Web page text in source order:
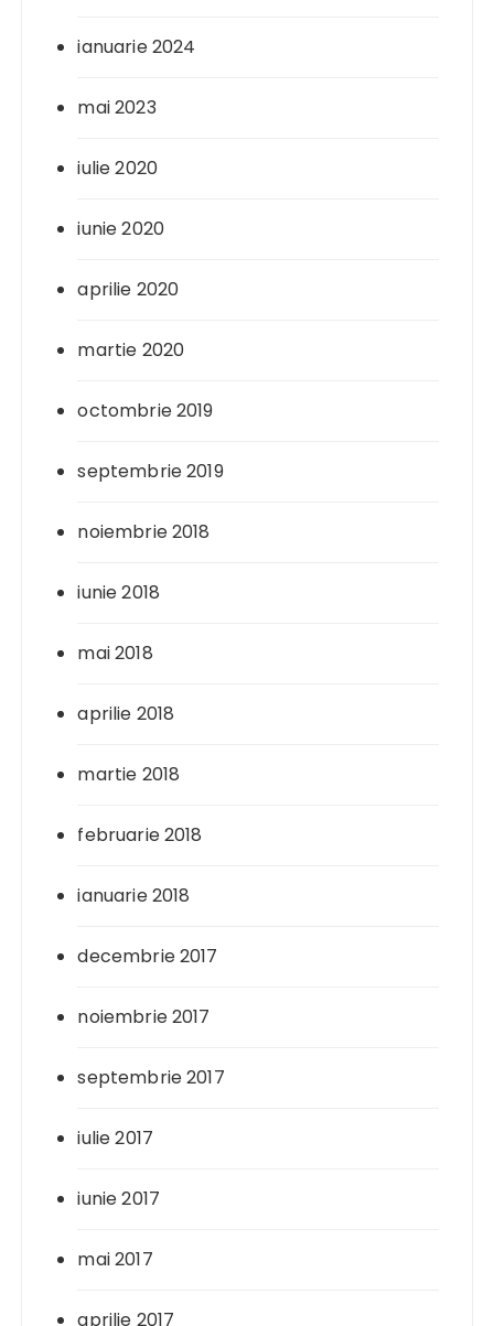
ianuarie 2024
mai 2023
iulie 2020
iunie 2020
aprilie 2020
martie 2020
octombrie 2019
septembrie 2019
noiembrie 2018
iunie 2018
mai 2018
aprilie 2018
martie 2018
februarie 2018
ianuarie 2018
decembrie 2017
noiembrie 2017
septembrie 2017
iulie 2017
iunie 2017
mai 2017
aprilie 2017